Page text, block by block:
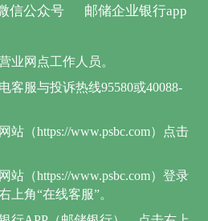
信公众号 邮储企业银行app
业网点工作人员。
客服与投诉热线95580或40088-
站（https://www.psbc.com）点击
站（https://www.psbc.com）登录
上角“在线客服”。